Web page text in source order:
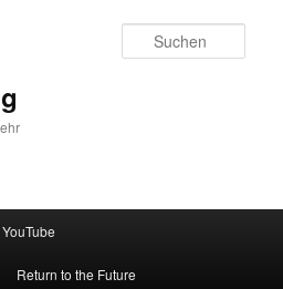
Return to the Future